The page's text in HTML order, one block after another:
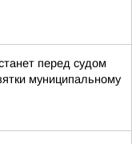
перед судом
муниципальному